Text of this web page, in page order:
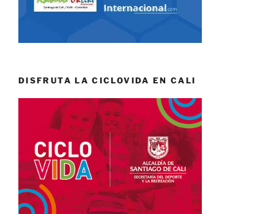
DISFRUTA LA CICLOVIDA EN CALI